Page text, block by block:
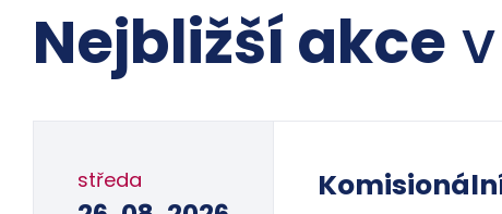
Nejbližší akce
středa